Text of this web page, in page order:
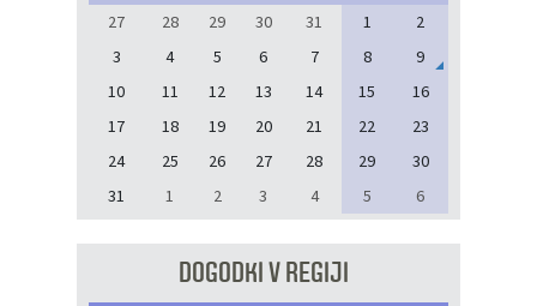
27 28 29 30 31 1
2
3
4 5 6 7 8
9
10
11 12 13 14 15
16
17
18 19 20 21 22
23
24
25 26 27 28 29
30
31
1 2 3 4 5 6
DOGODKI V REGIJI